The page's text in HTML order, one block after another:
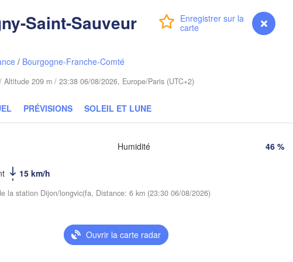
Connexion Premium myVentusky Prévisions
Saint-Sauveur
/ Bourgogne-Franche-Comté
Altitude 209 m / 23:38 06/08/2026, Europe/Paris (UTC+2)
PRÉVISIONS SOLEIL ET LUNE
15 km/h
Humidité 46 %
la station Dijon/longvic(fa, Distance: 6 km (23:30 06/08/2026)
Ouvrir la carte radar
Warszawa
Łódź
Poznań
Olsztyn
Zielona Góra
POLOGNE
TCHÉQUIE
SLOVAQUIE
Гродна
(Hrodna)